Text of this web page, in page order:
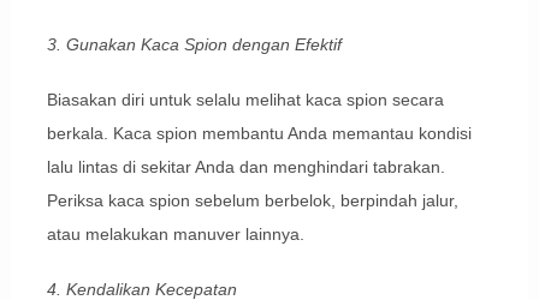
3. Gunakan Kaca Spion dengan Efektif
Biasakan diri untuk selalu melihat kaca spion secara
berkala. Kaca spion membantu Anda memantau kondisi
lalu lintas di sekitar Anda dan menghindari tabrakan.
Periksa kaca spion sebelum berbelok, berpindah jalur,
atau melakukan manuver lainnya.
4. Kendalikan Kecepatan